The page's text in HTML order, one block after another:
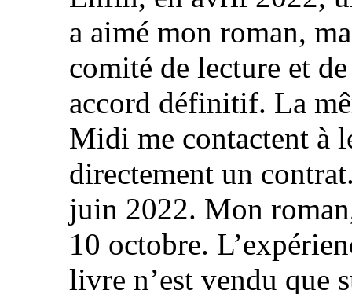
a aimé mon roman,
comité de lecture et
accord définitif. La
Midi me contactent à
directement un
juin 2022. Mon
10 octobre.
livre n’est vendu que